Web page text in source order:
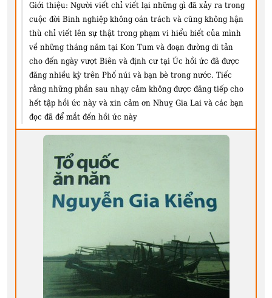
Giới thiệu: Người viết chỉ viết lại những gì đã xảy ra trong
cuộc đời Binh nghiệp không oán trách và cũng không hận
thù chỉ viết lên sự thật trong phạm vi hiểu biết của mình
về những tháng năm tại Kon Tum và đoạn đường di tản
cho đến ngày vượt Biên và định cư tại Úc hồi ức đã được
đăng nhiều kỳ trên Phố núi và bạn bè trong nước. Tiếc
rằng những phần sau nhạy cảm không được đăng tiếp cho
hết tập hồi ức này và xin cảm ơn Nhuỵ Gia Lai và các bạn
đọc đã để mắt đến hồi ức này